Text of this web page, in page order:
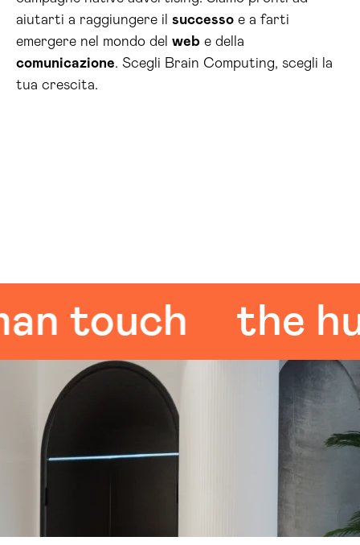
aiutarti a raggiungere il successo e a farti
emergere nel mondo del web e della
comunicazione. Scegli Brain Computing, scegli la
tua crescita.
the